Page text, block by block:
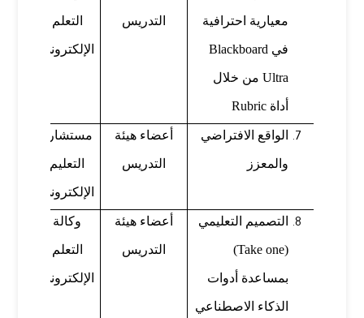
معيارية احترافية
في Blackboard
Ultra من خلال
أداةRubric
التدريس التعلم
الإلكتروني
الواقع الافتراضي
والمعزز
أعضاء هيئة
التدريس
مستشارة
التعليم
الإلكتروني
التصميم التعليمي
(
Take one
)
بمساعدة أدوات
الذكاء الاصطناعي
أعضاء هيئة
التدريس
وكالة
التعلم
الإلكتروني